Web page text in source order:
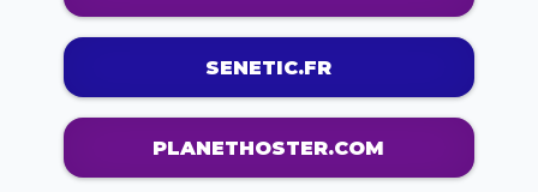
SENETIC.FR
PLANETHOSTER.COM